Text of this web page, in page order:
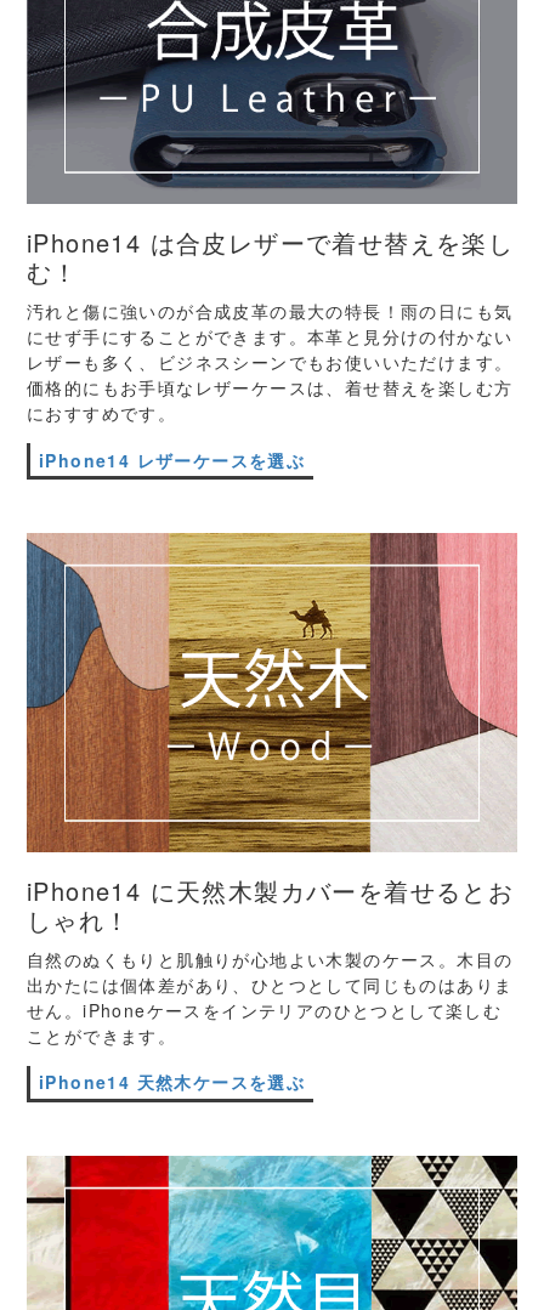
iPhone14 は合皮レザーで着せ替えを楽し
む！
汚れと傷に強いのが合成皮革の最大の特長！雨の日にも気
にせず手にすることができます。本革と見分けの付かない
レザーも多く、ビジネスシーンでもお使いいただけます。
価格的にもお手頃なレザーケースは、着せ替えを楽しむ方
におすすめです。
iPhone14 レザーケースを選ぶ
iPhone14 に天然木製カバーを着せるとお
しゃれ！
自然のぬくもりと肌触りが心地よい木製のケース。木目の
出かたには個体差があり、ひとつとして同じものはありま
せん。iPhoneケースをインテリアのひとつとして楽しむ
ことができます。
iPhone14 天然木ケースを選ぶ